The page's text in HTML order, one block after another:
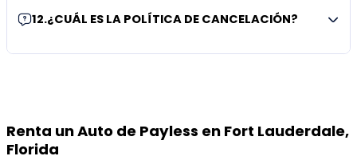
12.¿CUÁL ES LA POLÍTICA DE CANCELACIÓN?
Renta un Auto de Payless en Fort Lauderdale,
Florida